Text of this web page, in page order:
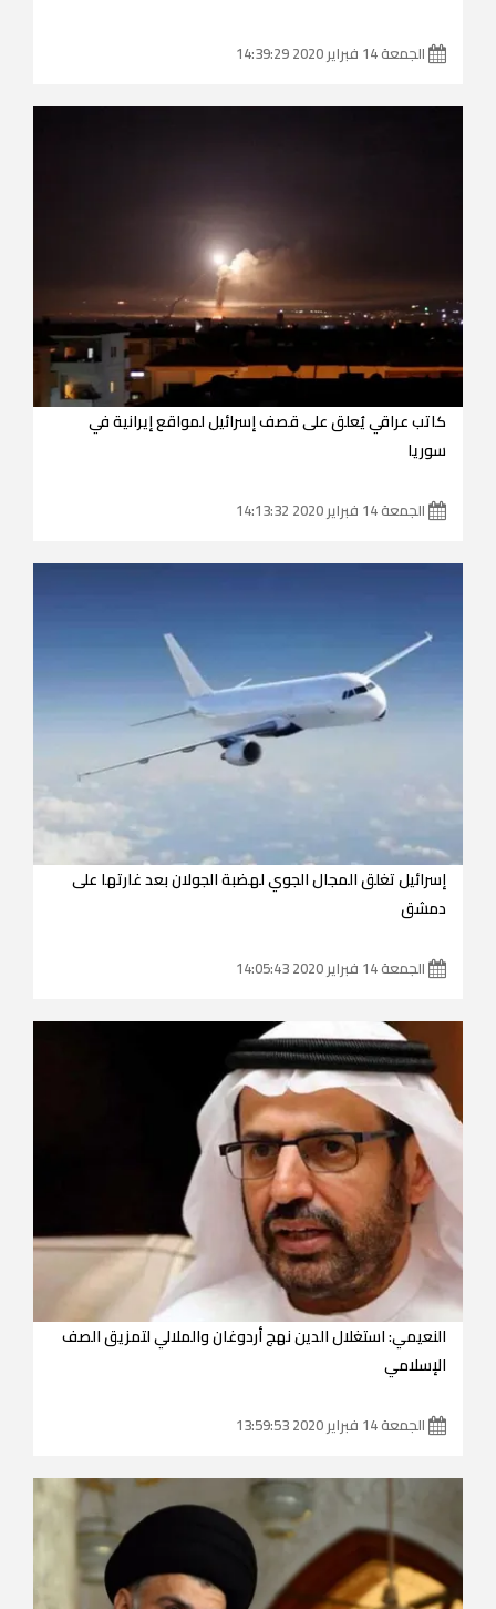
الجمعة 14 فبراير 2020 14:39:29
كاتب عراقي يُعلق على قصف إسرائيل لمواقع إيرانية في
سوريا
الجمعة 14 فبراير 2020 14:13:32
إسرائيل تغلق المجال الجوي لهضبة الجولان بعد غارتها على
دمشق
الجمعة 14 فبراير 2020 14:05:43
النعيمي: استغلال الدين نهج أردوغان والملالي لتمزيق الصف
الإسلامي
الجمعة 14 فبراير 2020 13:59:53